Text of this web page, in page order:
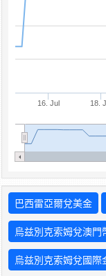
16. Jul 18.
巴西雷亞爾兌美金
烏兹別克索姆兌澳門
烏兹別克索姆兌國際